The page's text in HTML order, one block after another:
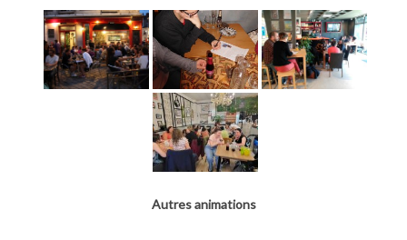
Autres animations